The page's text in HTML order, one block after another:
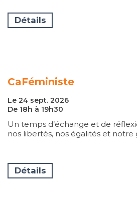
Détails
CaFéministe
Le 24 sept. 2026
De 18h à 19h30
Un temps d’échange et de
nos libertés, nos égalités et notre
Détails